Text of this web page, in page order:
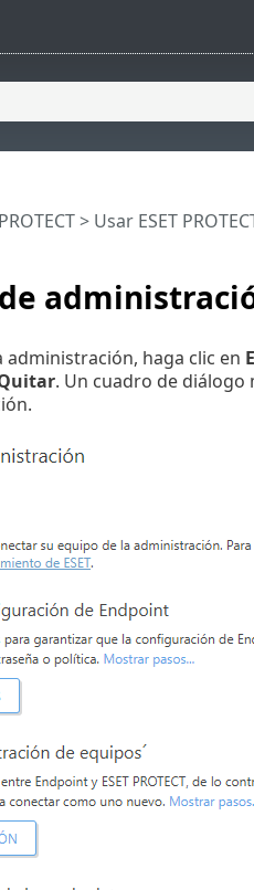
> Usar ESET
haga clic en
. Un cuadro de diálogo